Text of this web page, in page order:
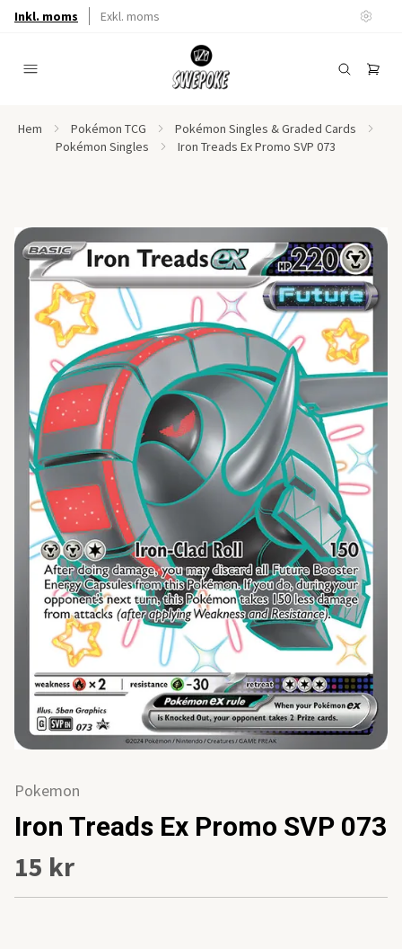
Inkl. moms Exkl. moms
Hem Pokémon TCG
Pokémon Singles & Graded Cards
Pokémon Singles
Iron Treads Ex Promo SVP 073
Pokemon
Iron Treads Ex Promo SVP 073
15 kr